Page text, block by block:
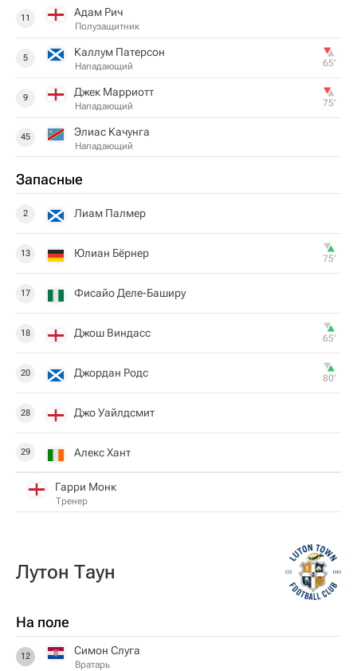
11 Адам Рич
Полузащитник
5 Каллум Патерсон
Нападающий 65‎’‎
9 Джек Марриотт
Нападающий 75‎’‎
45 Элиас Качунга
Нападающий
Запасные
2 Лиам Палмер
13 Юлиан Бёрнер 75‎’‎
17 Фисайо Деле-Баширу
18 Джош Виндасс 65‎’‎
20 Джордан Родс 80‎’‎
28 Джо Уайлдсмит
29 Алекс Хант
Гарри Монк
Тренер
Лутон Таун
На поле
12 Симон Слуга
Вратарь